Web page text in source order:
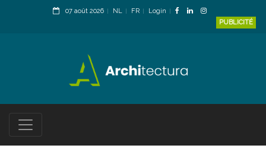
07 août 2026 NL FR
Login
PUBLICITÉ